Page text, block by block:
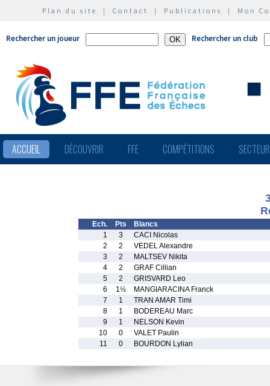
Plan du site | Contact | Publications | Mon
Rechercher un joueur Rechercher un club
ACCUEIL DÉCOUVRIR FFE COMPÉTITIONS
Ech. Pts
Blancs
1
3
CACI Nicolas
2
2
VEDEL Alexandre
3
2
MALTSEV Nikita
4
2
GRAF Cillian
5
2
GRISVARD Leo
6
1½
MANGIARACINA Franck
7
1
TRAN AMAR Timi
8
1
BODEREAU Marc
9
1
NELSON Kevin
10
0
VALET Paulin
11
0 BOURDON Lylian